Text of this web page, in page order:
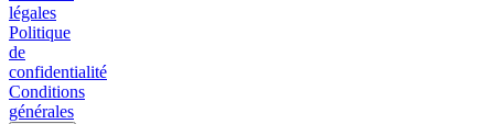
légales
Politique
de
confidentialité
Conditions
générales